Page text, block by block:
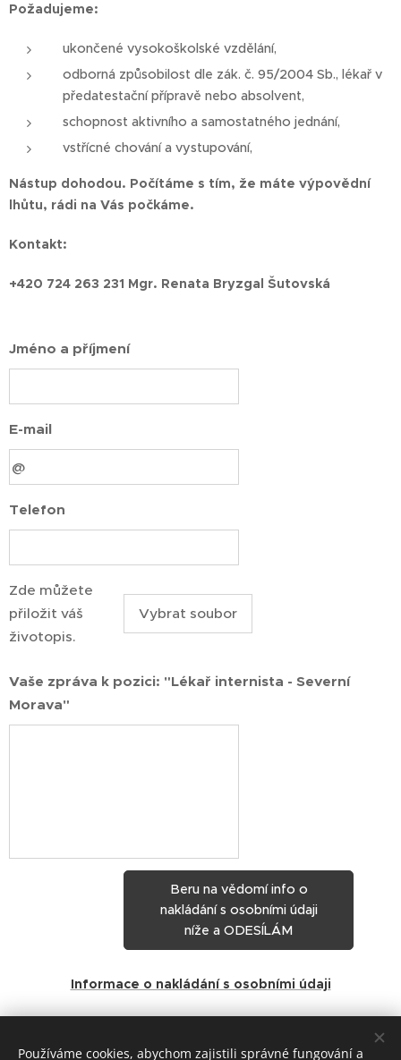
Požadujeme:
ukončené vysokoškolské vzdělání,
odborná způsobilost dle zák. č. 95/2004 Sb., lékař v
předatestační přípravě nebo absolvent,
schopnost aktivního a samostatného jednání,
vstřícné chování a vystupování,
Nástup dohodou. Počítáme s tím, že máte výpovědní
lhůtu, rádi na Vás počkáme.
Kontakt:
+420 724 263 231 Mgr. Renata Bryzgal Šutovská
Jméno a příjmení
E-mail
Telefon
Zde můžete
přiložit váš
životopis.
Vybrat soubor
Vaše zpráva k pozici: "Lékař internista - Severní
Morava"
Beru na vědomí info o
nakládání s osobními údaji
níže a ODESÍLÁM
Informace o nakládání s osobními údaji
Share
Používáme cookies, abychom zajistili správné fungování a